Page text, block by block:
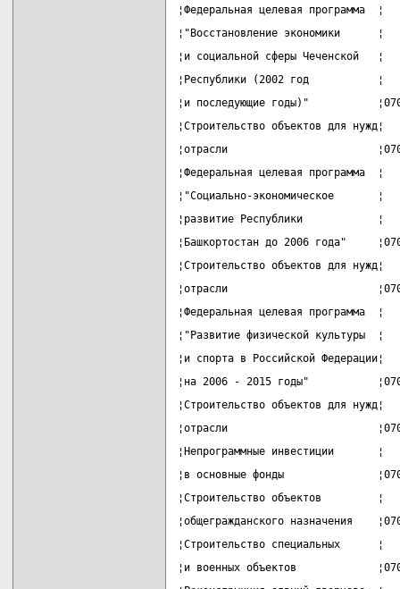
¦Федеральная целевая
¦"Восстановление
¦и социальной сферы
¦Республики (2002 год
¦и последующие годы)"
¦Строительство объектов для
¦отрасли
¦Федеральная целевая
¦"Социально-экономическое
¦развитие Республики
¦Башкортостан до 2006 года"
¦Строительство объектов для
¦отрасли
¦Федеральная целевая
¦"Развитие физической
¦и спорта в Российской
¦на 2006 - 2015 годы"
¦Строительство объектов для
¦отрасли
¦Непрограммные инвестиции
¦в основные фонды
¦Строительство объектов
¦общегражданского назначения
¦Строительство
¦и военных объектов